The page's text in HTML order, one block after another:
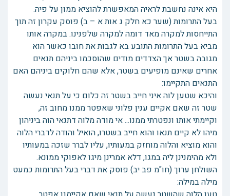
היא אינה נחשבת לראיה המאפשרת להוציא ממון על פיה.
בעל התרומות (שער כא חלק ג אות א – ב) פוסק עקרון זה תוך
התייחסות למקרה מאד דומה למקרה שלפנינו. במקרה אותו
מביא בעל התרומות התובע בא לגבות את חובו כאשר הוא
מגובה בשטר אך הצדדים מודים שהוסכמו ביניהם תנאים
אחרים שאינם מופיעים בשטר, אלא שהם חלוקים ביניהם האם
התנאים התקיימו:
והיכא שטען לוה איני חייב בשטר זה כלום כי על תנאי נעשה
שטר זה שאם אקיים ענין פלוני שאפטר ממנו מחוב זה,
וקיימתי אותו ונפטרתי ממנו... אי מודה מלוה דתנאי הוה ביניהון
מיהו לא קיים תנאו והוא חייב בשטרו, הואיל והודה לדברי הלוה
והוא מוציא והלוה מוחזק במעותיו, עליו לברר שזכה במעותיו
ולא מהימנינן ליה במגו, דלא אמרינן מיגו לאפוקי ממונא.
השולחן ערוך (חו"מ פב יב) פוסק את דברי בעל התרומות כמעט
מילה במילה: